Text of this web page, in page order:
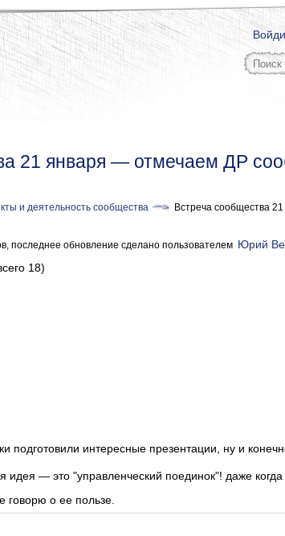
21 января — отмечаем ДР
и деятельность сообщества Встреча сообщества
последнее обновление сделано пользователем Юрий
18)
подготовили интересные презентации, ну и
идея — это "управленческий поединок"! даже
говорю о ее пользе.